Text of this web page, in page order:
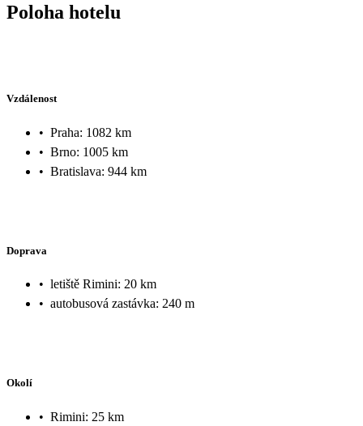
Poloha hotelu
Vzdálenost
• Praha: 1082 km
• Brno: 1005 km
• Bratislava: 944 km
Doprava
• letiště Rimini: 20 km
• autobusová zastávka: 240 m
Okolí
• Rimini: 25 km